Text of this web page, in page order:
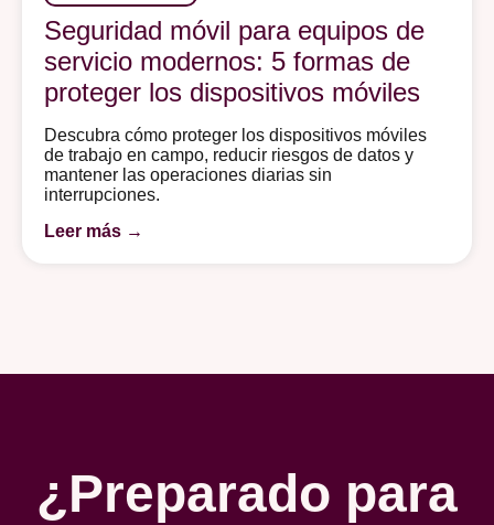
Seguridad móvil para equipos de
servicio modernos: 5 formas de
proteger los dispositivos móviles
Descubra cómo proteger los dispositivos móviles
de trabajo en campo, reducir riesgos de datos y
mantener las operaciones diarias sin
interrupciones.
Leer más →
¿Preparado para